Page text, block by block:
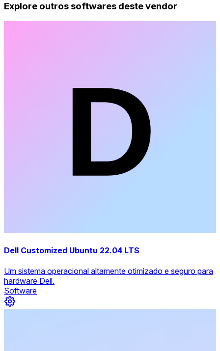
Explore outros softwares deste vendor
Dell Customized Ubuntu 22.04 LTS
Um sistema operacional altamente otimizado e seguro para
hardware Dell.
Software